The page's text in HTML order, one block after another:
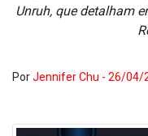
Unruh, que detalham
PorJennifer Chu - 26/04/